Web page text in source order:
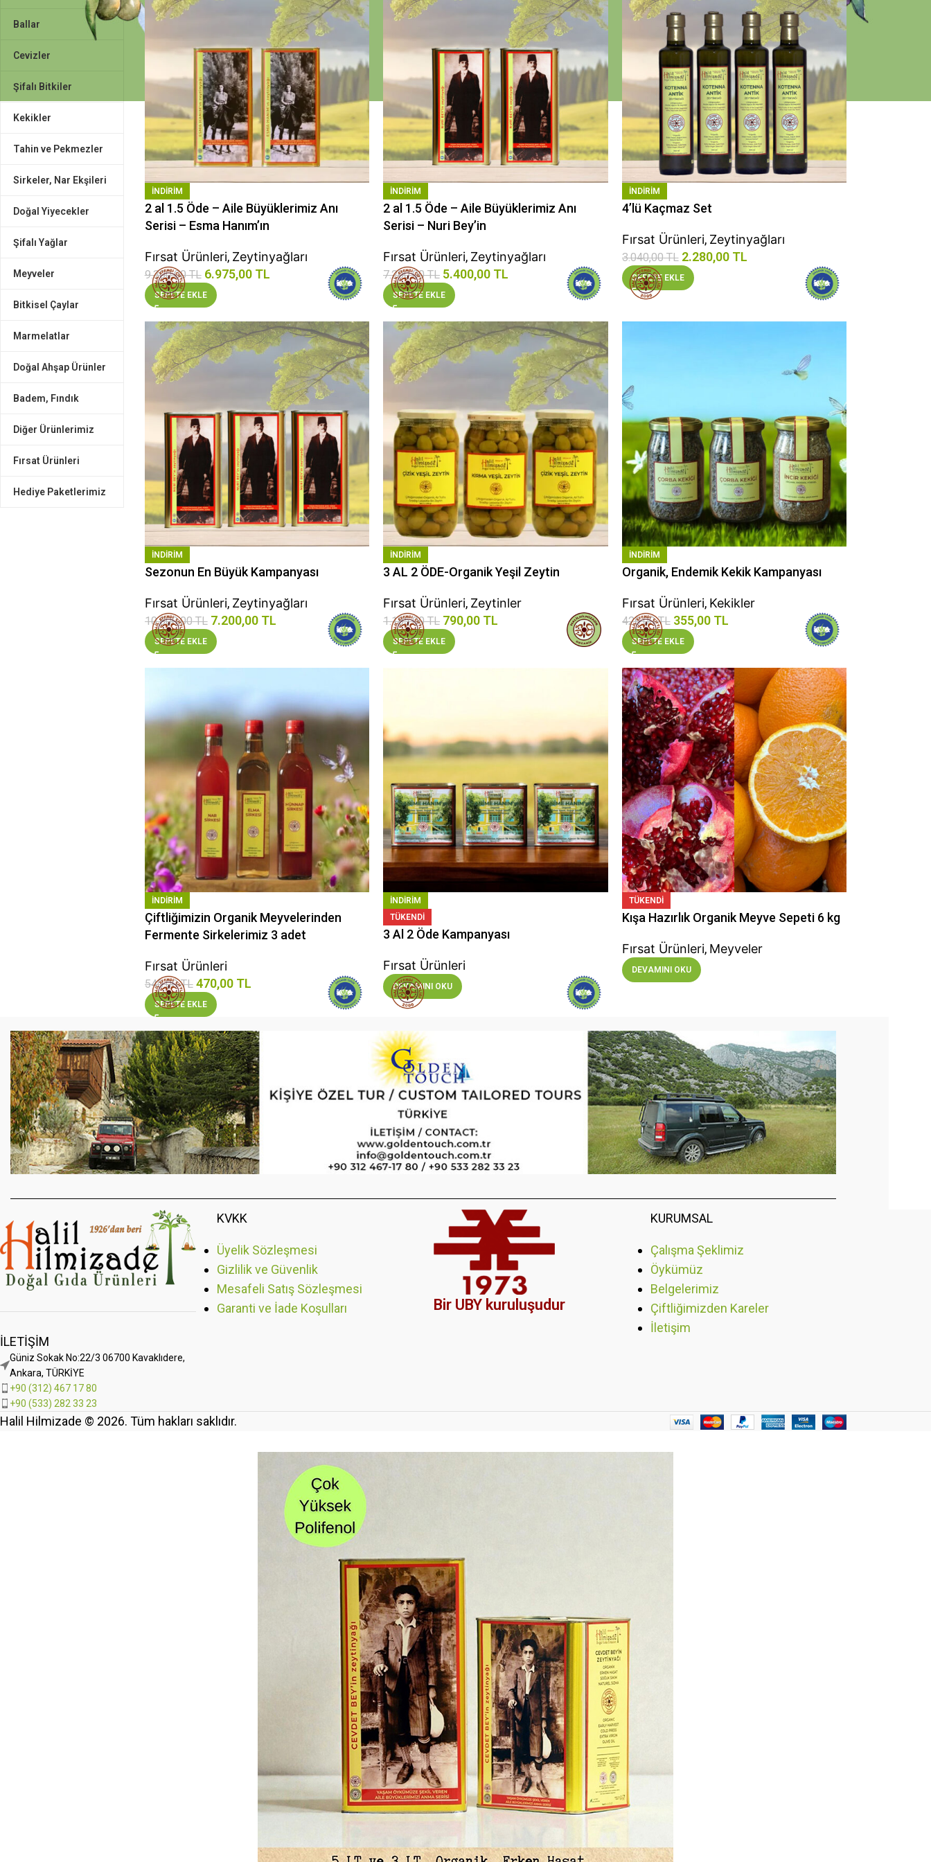
Ballar
Cevizler
Şifalı Bitkiler
Kekikler
Tahin ve Pekmezler
Sirkeler, Nar Ekşileri
Doğal Yiyecekler
Şifalı Yağlar
Meyveler
Bitkisel Çaylar
Marmelatlar
Doğal Ahşap Ürünler
Badem, Fındık
Diğer Ürünlerimiz
Fırsat Ürünleri
Hediye Paketlerimiz
INDIRIM
2 al 1.5 Öde – Aile Büyüklerimiz Anı
Serisi – Esma Hanım’ın
Fırsat Ürünleri, Zeytinyağları
9.300,00TL 6.975,00TL
SEPETE EKLE
INDIRIM
2 al 1.5 Öde – Aile Büyüklerimiz Anı
Serisi – Nuri Bey’in
Fırsat Ürünleri, Zeytinyağları
7.200,00TL 5.400,00 TL
SEPETE EKLE
INDIRIM
4’lü Kaçmaz Set
Fırsat Ürünleri, Zeytinyağları
3.040,00TL 2.280,00TL
SEPETE EKLE
INDIRIM
Sezonun En Büyük Kampanyası
Fırsat Ürünleri, Zeytinyağları
10.800,00TL 7.200,00TL
SEPETE EKLE
INDIRIM
3 AL 2 ÖDE-Organik Yeşil Zeytin
Fırsat Ürünleri, Zeytinler
1.185,00TL 790,00 TL
SEPETE EKLE
INDIRIM
Organik, Endemik Kekik Kampanyası
Fırsat Ürünleri, Kekikler
426,00TL 355,00TL
SEPETE EKLE
INDIRIM
Çiftliğimizin Organik Meyvelerinden
Fermente Sirkelerimiz 3 adet
Fırsat Ürünleri
540,00TL 470,00TL
SEPETE EKLE
INDIRIM
TÜKENDI
3 Al 2 Öde Kampanyası
Fırsat Ürünleri
DEVAMINI OKU
TÜKENDI
Kışa Hazırlık Organik Meyve Sepeti 6 kg
Fırsat Ürünleri, Meyveler
DEVAMINI OKU
İLETIŞIM
Güniz Sokak No:22/3 06700 Kavaklıdere,
Ankara, TÜRKİYE
+90 (312) 467 17 80
+90 (533) 282 33 23
KVKK
Üyelik Sözleşmesi
Gizlilik ve Güvenlik
Mesafeli Satış Sözleşmesi
Garanti ve İade Koşulları
Bir UBY kuruluşudur
KURUMSAL
Çalışma Şeklimiz
Öykümüz
Belgelerimiz
Çiftliğimizden Kareler
İletişim
Halil Hilmizade © 2026. Tüm hakları saklıdır.